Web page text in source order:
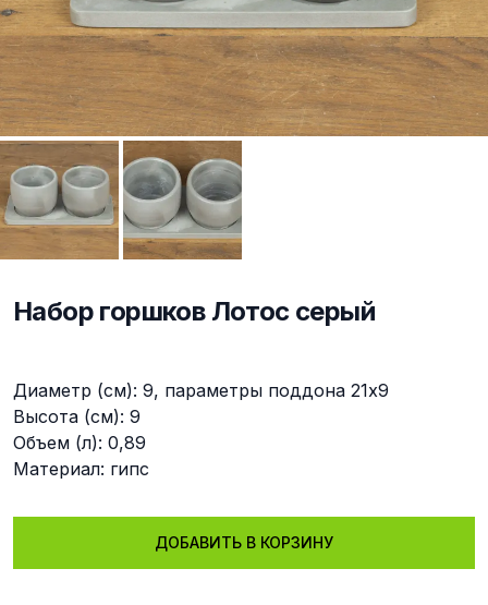
Набор горшков Лотос серый
Диаметр (см): 9, параметры поддона 21х9
Высота (см): 9
Объем (л): 0,89
Материал: гипс
ДОБАВИТЬ В КОРЗИНУ